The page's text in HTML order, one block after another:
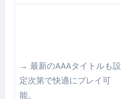
→ 最新のAAAタイトルも設
定次第で快適にプレイ可
能。